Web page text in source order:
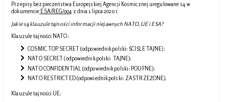
Przepisy bezpieczeństwa Europejskiej Agencji Kosmicznej uregulowane są w
dokumencie ESA/REG/004 z dnia 1 lipca 2020 r.
Jakie są klauzule tajności informacji niejawnych NATO, UE i ESA?
Klauzule tajności NATO:
COSMIC TOP SECRET (odpowiednik polski: ŚCIŚLE TAJNE);
NATO SECRET (odpowiednik polski: TAJNE);
NATO CONFIDENTIAL (odpowiednik polski: POUFNE);
NATO RESTRICTED (odpowiednik polski: ZASTRZEŻONE).
Klauzule tajności UE: